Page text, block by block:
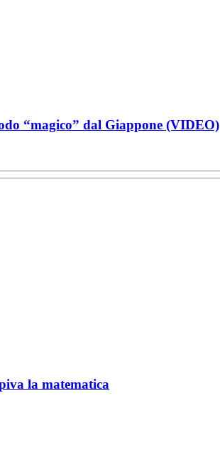
“magico” dal Giappone (VIDEO)
la matematica